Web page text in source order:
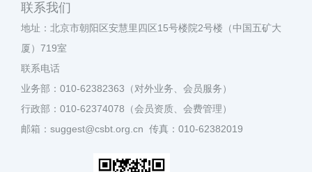
联系我们
地址：北京市朝阳区安慧里四区15号楼院2号楼（中国五矿大
厦）719室
联系电话
业务部：010-62382363（对外业务、会员服务）
行政部：010-62374078（会员资质、会费管理）
邮箱：suggest@csbt.org.cn 传真：010-62382019